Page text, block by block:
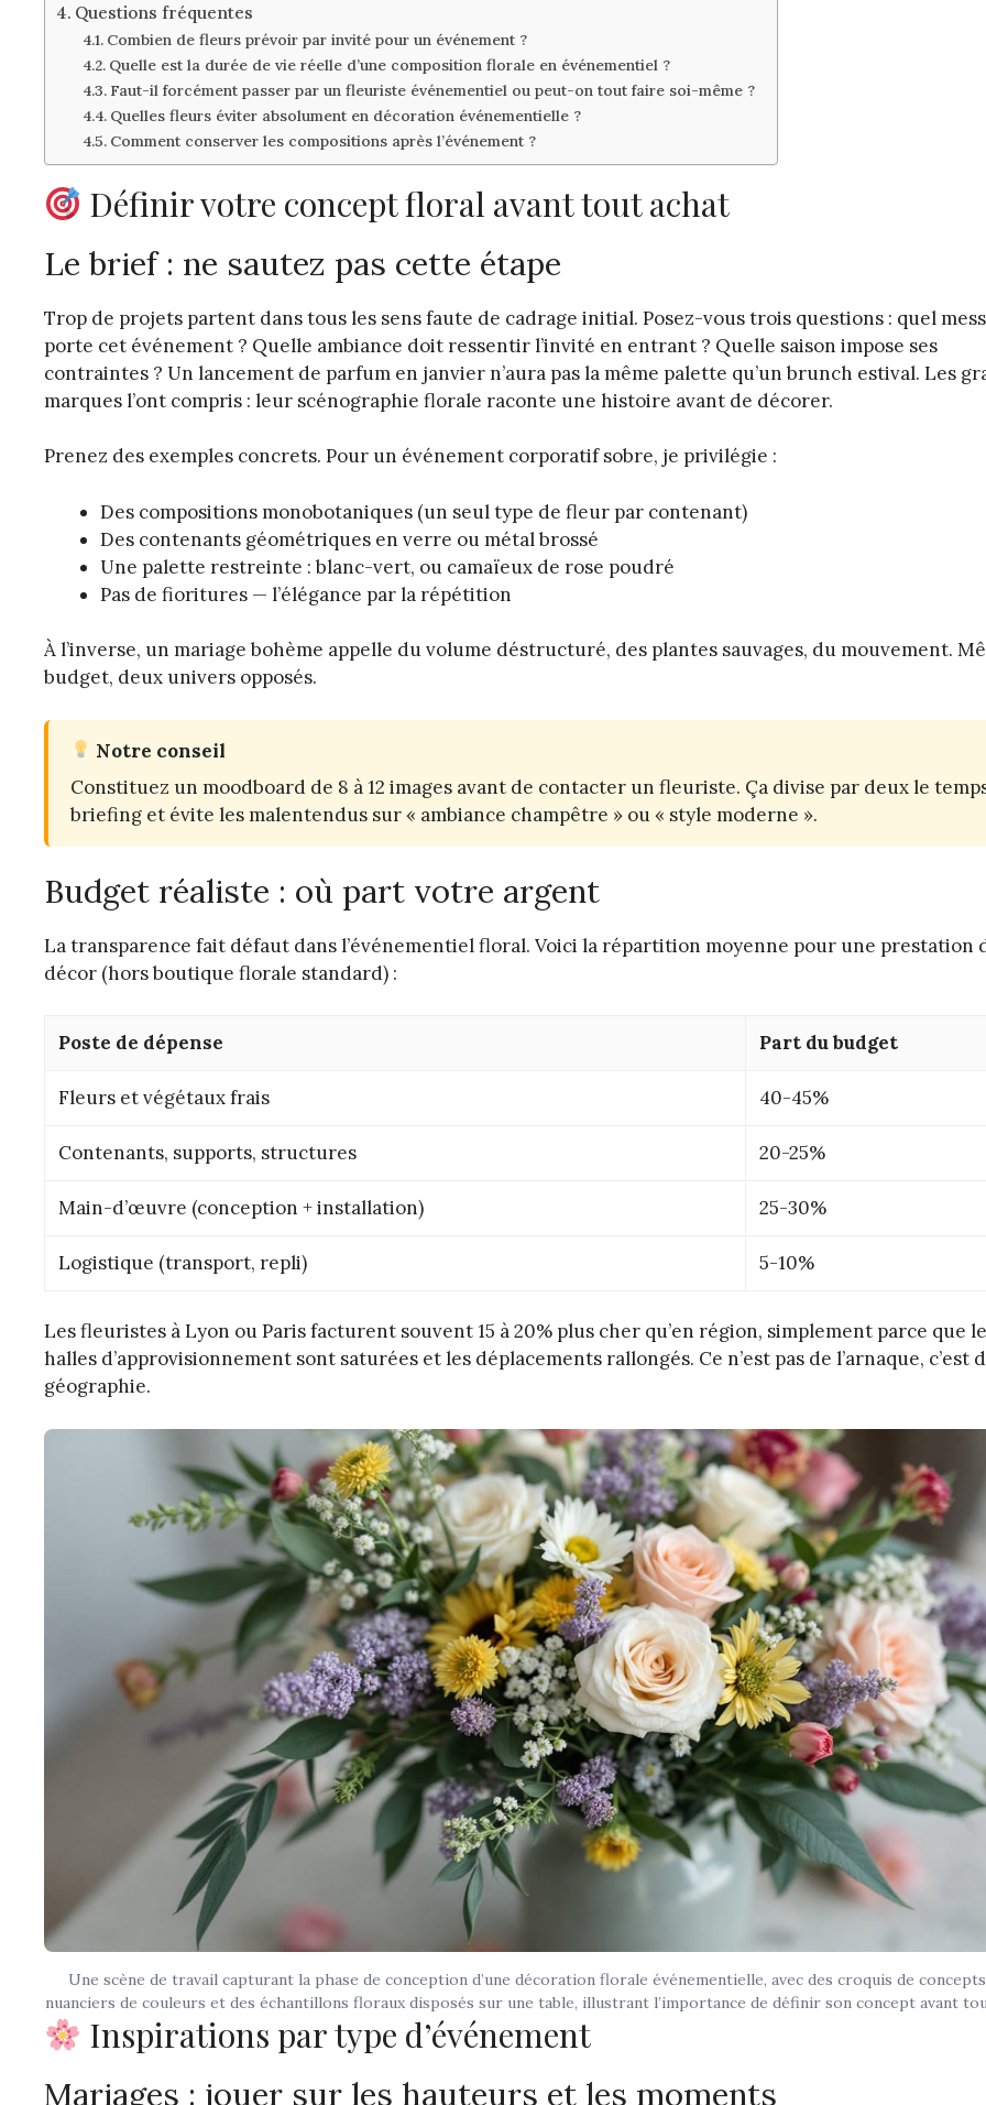
Questions fréquentes
Combien de fleurs prévoir par invité pour un événement ?
Quelle est la durée de vie réelle d’une composition florale en événementiel ?
Faut-il forcément passer par un fleuriste événementiel ou peut-on tout faire soi-même ?
Quelles fleurs éviter absolument en décoration événementielle ?
Comment conserver les compositions après l’événement ?
Définir votre concept floral avant tout achat
Le brief : ne sautez pas cette étape
Trop de projets partent dans tous les sens faute de cadrage initial. Posez-vous trois questions : quel
porte cet événement ? Quelle ambiance doit ressentir l’invité en entrant ? Quelle saison impose ses
contraintes ? Un lancement de parfum en janvier n’aura pas la même palette qu’un brunch estival. Les
marques l’ont compris : leur scénographie florale raconte une histoire avant de décorer.
Prenez des exemples concrets. Pour un événement corporatif sobre, je privilégie :
Des compositions monobotaniques (un seul type de fleur par contenant)
Des contenants géométriques en verre ou métal brossé
Une palette restreinte : blanc-vert, ou camaïeux de rose poudré
Pas de fioritures — l’élégance par la répétition
À l’inverse, un mariage bohème appelle du volume déstructuré, des plantes sauvages, du mouvement.
budget, deux univers opposés.
Notre conseil
Constituez un moodboard de 8 à 12 images avant de contacter un fleuriste. Ça divise par deux le
briefing et évite les malentendus sur « ambiance champêtre » ou « style moderne ».
Budget réaliste : où part votre argent
La transparence fait défaut dans l’événementiel floral. Voici la répartition moyenne pour une prestation
décor (hors boutique florale standard) :
Poste de dépense Part du budget
Fleurs et végétaux frais 40-45%
Contenants, supports, structures 20-25%
Main-d’œuvre (conception + installation) 25-30%
Logistique (transport, repli) 5-10%
Les fleuristes à Lyon ou Paris facturent souvent 15 à 20% plus cher qu’en région, simplement parce que
halles d’approvisionnement sont saturées et les déplacements rallongés. Ce n’est pas de l’arnaque, c’est
géographie.
Une scène de travail capturant la phase de conception d’une décoration florale événementielle, avec des croquis de
nuanciers de couleurs et des échantillons floraux disposés sur une table, illustrant l’importance de définir son concept avant
Inspirations par type d’événement
Mariages : jouer sur les hauteurs et les moments